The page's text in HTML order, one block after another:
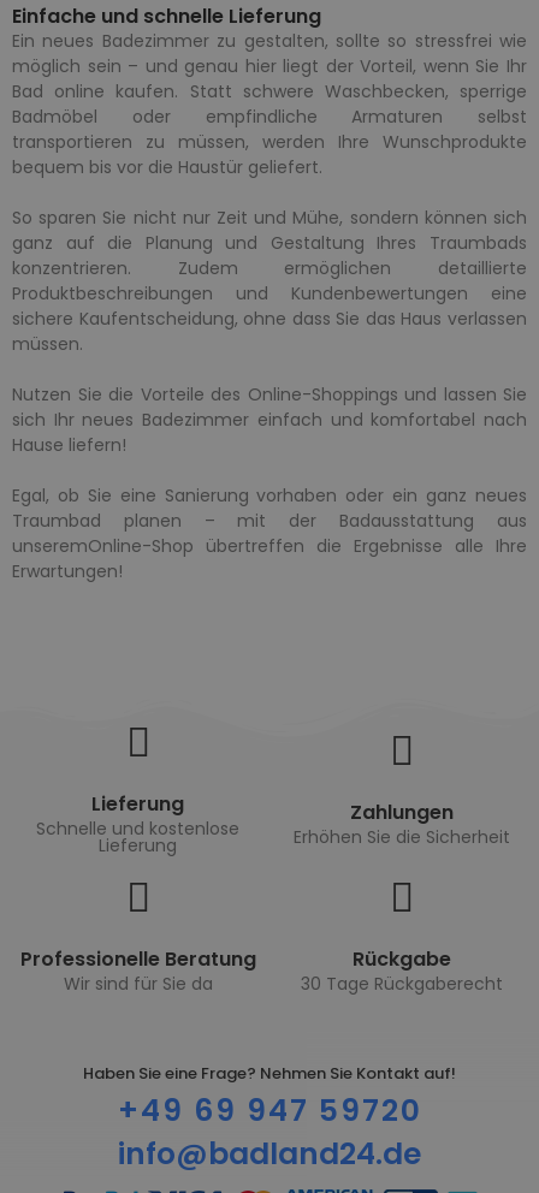
Einfache und schnelle Lieferung
Ein neues Badezimmer zu gestalten, sollte so stressfrei wie
möglich sein – und genau hier liegt der Vorteil, wenn Sie Ihr
Bad online kaufen. Statt schwere Waschbecken, sperrige
Badmöbel oder empfindliche Armaturen selbst
transportieren zu müssen, werden Ihre Wunschprodukte
bequem bis vor die Haustür geliefert.
So sparen Sie nicht nur Zeit und Mühe, sondern können sich
ganz auf die Planung und Gestaltung Ihres Traumbads
konzentrieren. Zudem ermöglichen detaillierte
Produktbeschreibungen und Kundenbewertungen eine
sichere Kaufentscheidung, ohne dass Sie das Haus verlassen
müssen.
Nutzen Sie die Vorteile des Online-Shoppings und lassen Sie
sich Ihr neues Badezimmer einfach und komfortabel nach
Hause liefern!
Egal, ob Sie eine Sanierung vorhaben oder ein ganz neues
Traumbad planen – mit der Badausstattung aus
unseremOnline-Shop übertreffen die Ergebnisse alle Ihre
Erwartungen!
Lieferung
Schnelle und kostenlose
Lieferung
Zahlungen
Erhöhen Sie die Sicherheit
Professionelle Beratung
Wir sind für Sie da
Rückgabe
30 Tage Rückgaberecht
Haben Sie eine Frage? Nehmen Sie Kontakt auf!
+49 69 947 59720
info@badland24.de